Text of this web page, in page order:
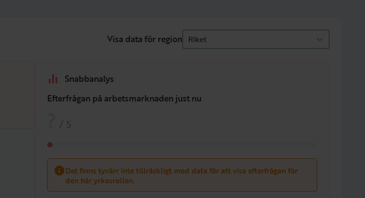
Visa data för region Riket
Snabbanalys
Efterfrågan på arbetsmarknaden just nu
Det finns tyvärr inte tillräckligt med data för att visa efterfrågan för
den här yrkesrollen.